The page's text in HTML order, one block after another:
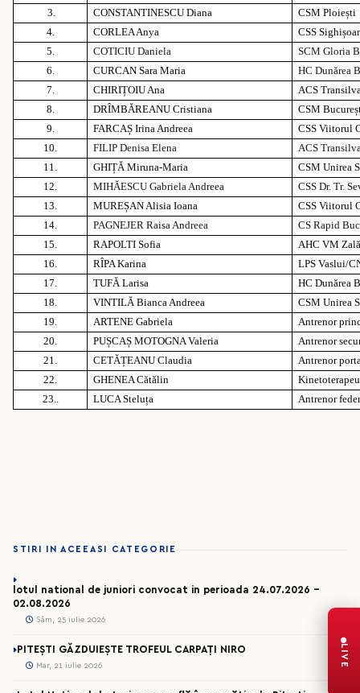
3.
CONSTANTINESCU Diana
CSM Ploiești
4.
CORLEA Anya
CSS
5.
COTICIU Daniela
SCM Gloria
6.
CURCAN Sara Maria
HC Dunărea
7.
CHIRIȚOIU Ana
ACS
8.
DRÎMBĂREANU Cristiana
CSM
9.
FARCAȘ Irina Andreea
CSS Viitorul
10.
FILIP Denisa Elena
ACS
11.
GHIȚĂ Miruna-Maria
CSM Unirea
12.
MIHĂESCU Gabriela Andreea
CSS Dr. Tr.
13.
MUREȘAN Alisia Ioana
CSS Viitorul
14.
PAGNEJER Raisa Andreea
CS Rapid
15.
RAPOLTI Sofia
AHC VM
16.
RÎPA Karina
LPS Vaslui/
17.
TUFĂ Larisa
HC Dunărea
18.
VINTILĂ Bianca Andreea
CSM Unirea
19.
ARTENE Gabriela
Antrenor
20.
PUȘCAȘ MOTOGNA Valeria
Antrenor
21.
CETĂȚEANU Claudia
Antrenor
22.
GHENEA Cătălin
23..
LUCA Steluța Antrenor
STIRI IN ACEEASI CATEGORIE
lotul national de juniori convocat in perioada 24.07.2026 –
02.08.2026
Sâm, 25 iulie 2026
PITEȘTI GĂZDUIEȘTE TROFEUL CARPAȚI NIRO
Mar, 21 iulie 2026 LIVE